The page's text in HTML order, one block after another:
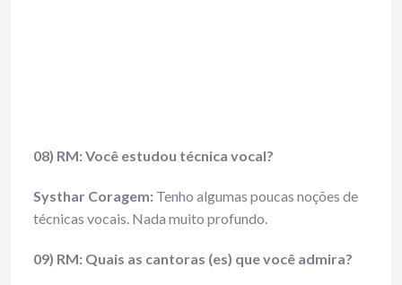
08) RM: Você estudou técnica vocal?
Systhar Coragem: Tenho algumas poucas noções de
técnicas vocais. Nada muito profundo.
09) RM: Quais as cantoras (es) que você admira?